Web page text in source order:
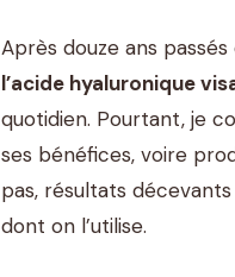
Après douze ans
l’acide hyaluronique
quotidien. Pourtant, je
ses bénéfices, voire
pas, résultats
dont on l’utilise.